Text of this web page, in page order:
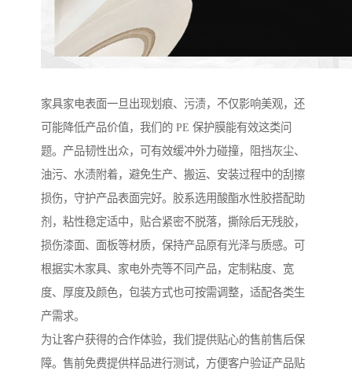
家具家电表面一旦出现划痕、污渍，不仅影响美观，还
可能降低产品价值，我们的 PE 保护膜能有效这类问
题。产品韧性出众，可有效缓冲外力碰撞，阻挡灰尘、
油污、水渍附着，避免生产、搬运、安装过程中的刮擦
损伤，守护产品表面完好。胶系选用酸酯水性胶搭配助
剂，粘性稳定适中，贴合紧密不脱落，撕除后无残胶，
损伤漆面、面板等材质，保持产品原有光泽与质感。可
根据实木家具、家电外壳等不同产品，定制粘度、宽
度、厚度及颜色，包装方式也可按需调整，适配各类生
产需求。
为让客户获得的合作体验，我们提供贴心的售前售后保
障。售前免费提供样品进行测试，方便客户验证产品贴